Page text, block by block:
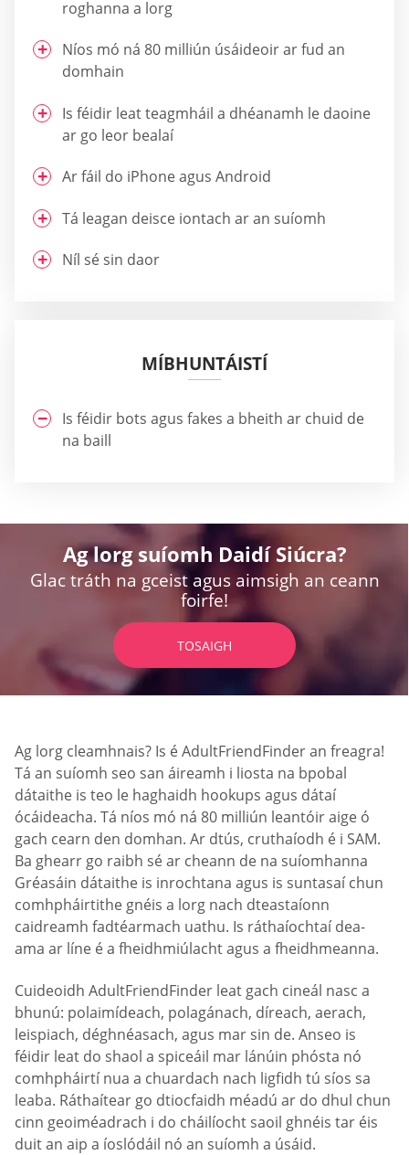
roghanna a lorg
Níos mó ná 80 milliún úsáideoir ar fud an
domhain
Is féidir leat teagmháil a dhéanamh le daoine
ar go leor bealaí
Ar fáil do iPhone agus Android
Tá leagan deisce iontach ar an suíomh
Níl sé sin daor
MÍBHUNTÁISTÍ
Is féidir bots agus fakes a bheith ar chuid de
na baill
Ag lorg suíomh Daidí Siúcra?
Glac tráth na gceist agus aimsigh an ceann
foirfe!
TOSAIGH
Ag lorg cleamhnais? Is é AdultFriendFinder an freagra!
Tá an suíomh seo san áireamh i liosta na bpobal
dátaithe is teo le haghaidh hookups agus dátaí
ócáideacha. Tá níos mó ná 80 milliún leantóir aige ó
gach cearn den domhan. Ar dtús, cruthaíodh é i SAM.
Ba ghearr go raibh sé ar cheann de na suíomhanna
Gréasáin dátaithe is inrochtana agus is suntasaí chun
comhpháirtithe gnéis a lorg nach dteastaíonn
caidreamh fadtéarmach uathu. Is ráthaíochtaí dea-
ama ar líne é a fheidhmiúlacht agus a fheidhmeanna.
Cuideoidh AdultFriendFinder leat gach cineál nasc a
bhunú: polaimídeach, polagánach, díreach, aerach,
leispiach, déghnéasach, agus mar sin de. Anseo is
féidir leat do shaol a spiceáil mar lánúin phósta nó
comhpháirtí nua a chuardach nach ligfidh tú síos sa
leaba. Ráthaítear go dtiocfaidh méadú ar do dhul chun
cinn geoiméadrach i do cháilíocht saoil ghnéis tar éis
duit an aip a íoslódáil nó an suíomh a úsáid.